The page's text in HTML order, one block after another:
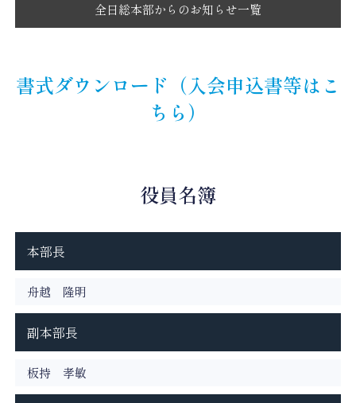
全日総本部からのお知らせ一覧
書式ダウンロード（入会申込書等はこ
ちら）
役員名簿
本部長
舟越 隆明
副本部長
板持 孝敏